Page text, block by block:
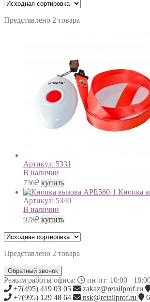
Представлено 2 товара
Артикул: 5331
В наличии
736₽ купить
Кнопка
Артикул: 5340
В наличии
978₽ купить
Представлено 2 товара
Обратный звонок
Режим работы офиса: пн-пт: 10:00 -
+7(495) 419 03 05
zakaz@retailprof.ru
+7(995) 129 48 64
nsk@retailprof.ru